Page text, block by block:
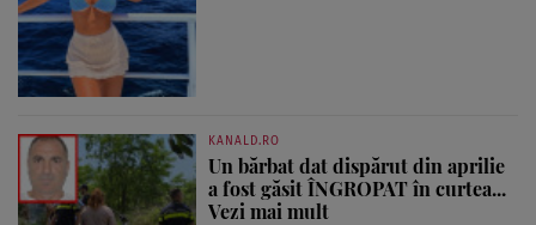
KANALD.RO
Un bărbat dat dispărut din aprilie
a fost găsit ÎNGROPAT în curtea...
Vezi mai mult